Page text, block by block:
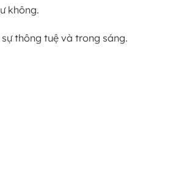
không.
thông tuệ và trong sáng.